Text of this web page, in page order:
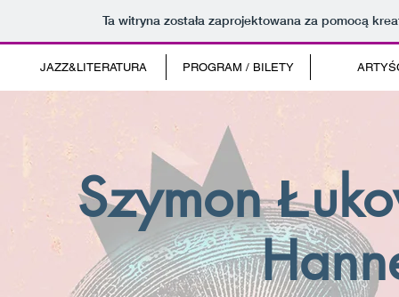
Ta witryna została zaprojektowana za pomocą
JAZZ&LITERATURA PROGRAM / BILETY
Szymon